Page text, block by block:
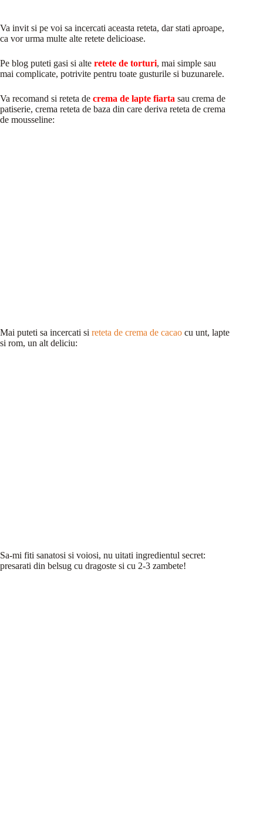
Va invit si pe voi sa incercati aceasta reteta, dar stati aproape,
ca vor urma multe alte retete delicioase.
Pe blog puteti gasi si alte retete de torturi, mai simple sau
mai complicate, potrivite pentru toate gusturile si buzunarele.
Va recomand si reteta de crema de lapte fiarta sau crema de
patiserie, crema reteta de baza din care deriva reteta de crema
de mousseline:
Mai puteti sa incercati si reteta de crema de cacao cu unt, lapte
si rom, un alt deliciu:
Sa-mi fiti sanatosi si voiosi, nu uitati ingredientul secret:
presarati din belsug cu dragoste si cu 2-3 zambete!